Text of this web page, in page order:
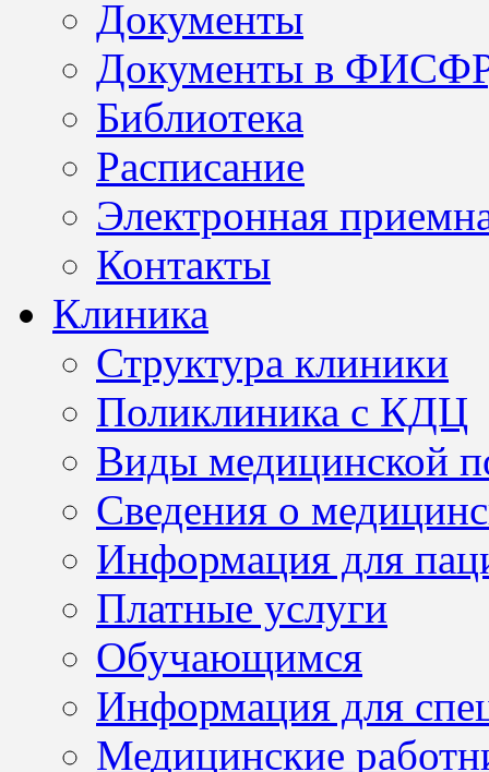
Документы
Документы в
Библиотека
Расписание
Электронная
Контакты
Клиника
Структура клиники
Поликлиника с КДЦ
Виды медицинской
Сведения о
Информация для
Платные услуги
Обучающимся
Информация для
Медицинские